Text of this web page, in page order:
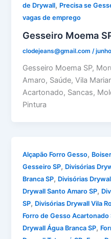
de Drywall, Precisa se
vagas de emprego
Gesseiro Moema
clodejeans@gmail.com/
Gesseiro Moema SP,
Amaro, Saúde, Vila
Acartonado, Sancas,
Pintura
Alçapão Forro Gesso,
Gesseiro SP, Divisórias
Branca SP, Divisórias
Drywall Santo Amaro SP,
SP, Divisórias Drywall Vila
Forro de Gesso Acartonado
Drywall Água Branca SP,